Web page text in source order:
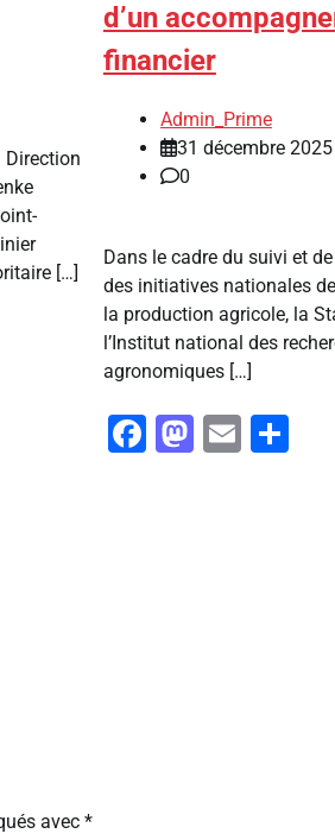
Direction
[…]
d’un
financier
Admin_Prime
31 décembre 2025
0
Dans le cadre du suivi et
des initiatives nationales
la production agricole, la
l’Institut national des
agronomiques […]
Facebook
Email
avec *